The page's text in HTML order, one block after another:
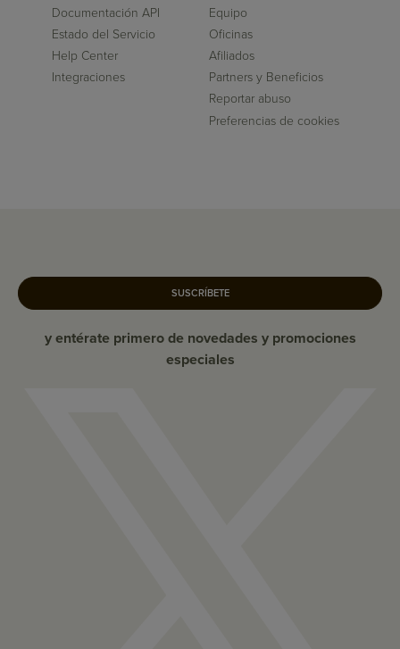
Documentación API
Estado del Servicio
Help Center
Integraciones
Equipo
Oficinas
Afiliados
Partners y Beneficios
Reportar abuso
Preferencias de cookies
SUSCRÍBETE
y entérate primero de novedades y promociones
especiales